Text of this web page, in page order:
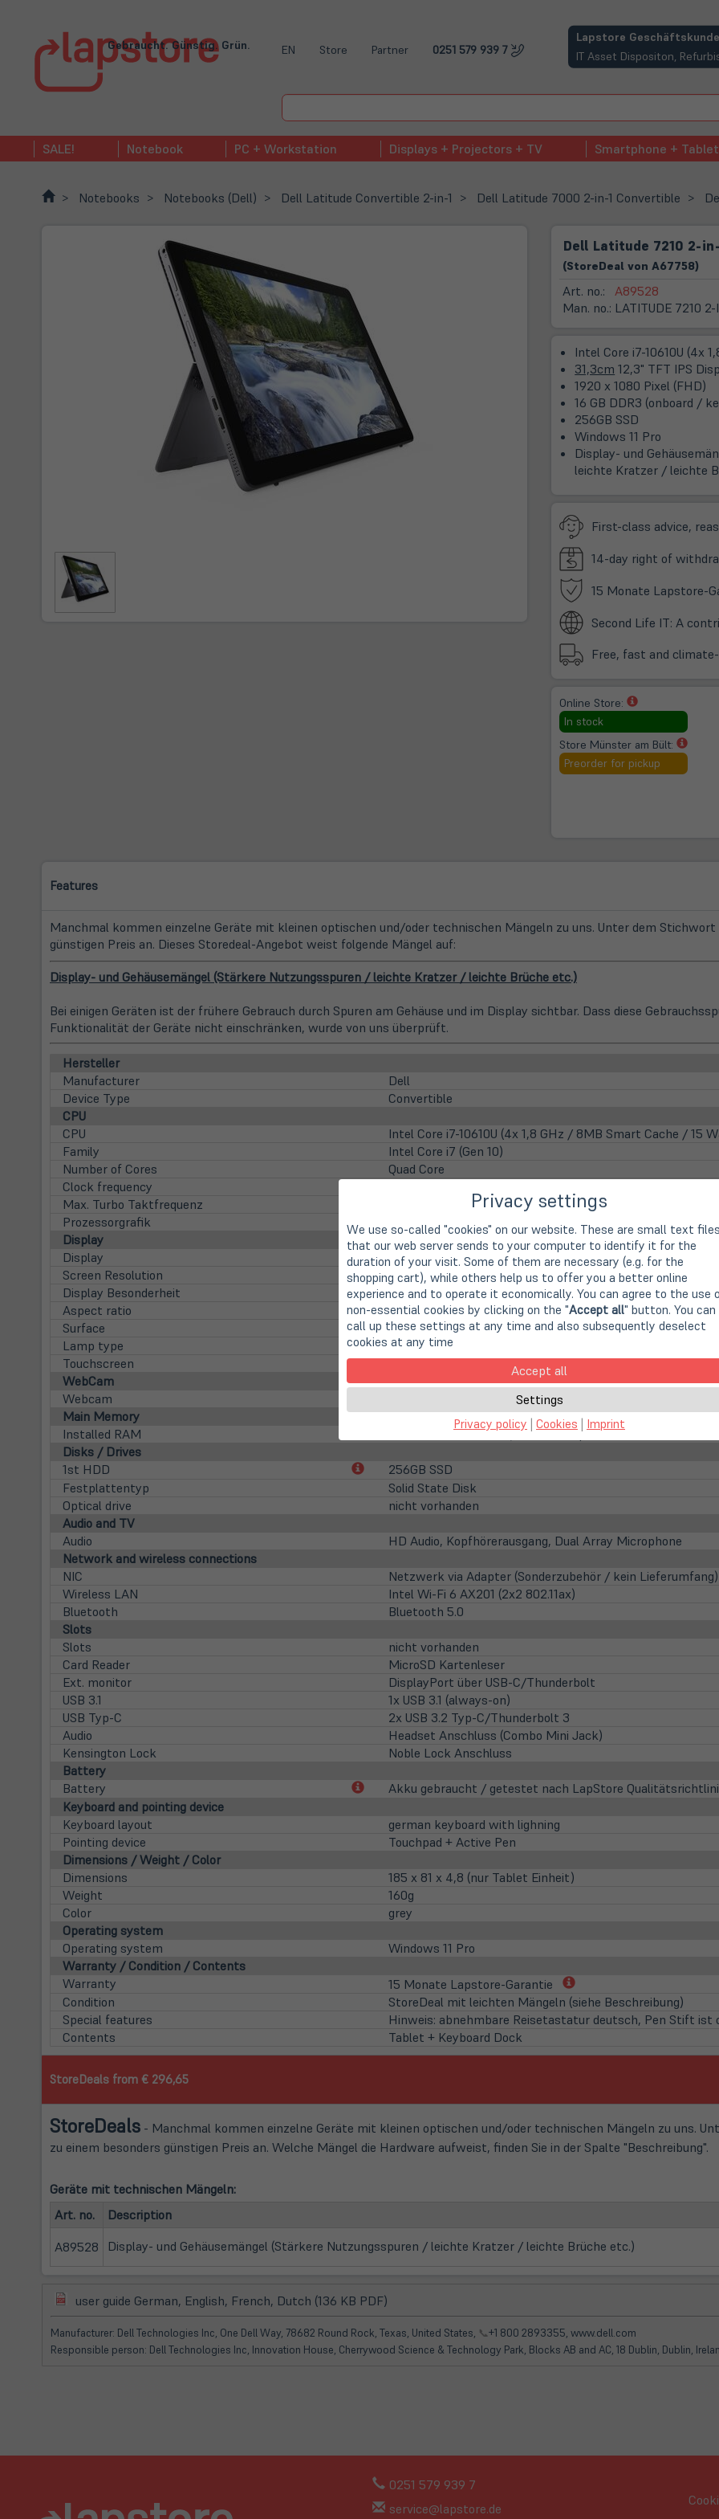
Gebraucht. Günstig. Grün. EN Store Partner 0251 579 939 7
Lapstore
IT Asset Dispositon,
(öffnet in neuem Tab)
SALE! Notebook PC + Workstation Displays + Projectors + TV Smartphone + Tablet
Notebooks Notebooks (Dell) Dell Latitude Convertible 2-in-1 Dell Latitude 7000 2-in-1 Convertible
Dell Latitude 7210 2-
(StoreDeal von A67758)
Art. no.:
Man. no.:
A89528
LATITUDE 7210
Intel Core i7-10610U (4x
31,3cm 12,3" TFT IPS
1920 x 1080 Pixel (FHD)
16 GB DDR3 (onboard /
256GB SSD
Windows 11 Pro
Display- und
leichte Kratzer / leichte
First-class advice,
14-day right of
15 Monate Lapstore-
Second Life IT: A
Free, fast and
Online Store:
(öffnet
neuem
Tab)
In stock
Store Münster am Bült:
in
Preorder for pickup
Features
Manchmal kommen einzelne Geräte mit kleinen optischen und/oder technischen Mängeln zu uns. Unter dem
günstigen Preis an. Dieses Storedeal-Angebot weist folgende Mängel auf:
Display- und Gehäusemängel (Stärkere Nutzungsspuren / leichte Kratzer / leichte Brüche etc.)
Bei einigen Geräten ist der frühere Gebrauch durch Spuren am Gehäuse und im Display sichtbar. Dass diese
Funktionalität der Geräte nicht einschränken, wurde von uns überprüft.
Hersteller
Manufacturer
Dell
Device Type
Convertible
CPU
CPU
Intel Core i7-10610U (4x 1,8 GHz / 8MB Smart Cache / 15
Family
Intel Core i7 (Gen 10)
Number of Cores
Quad Core
Clock frequency
Max. Turbo Taktfrequenz
Prozessorgrafik
Intel UHD Graphics (4k Support)
Display
Display
31,3cm12,3" TFT IPS Display mit Multitouch
Screen Resolution
1920 x 1080 Pixel (FHD)
Display Besonderheit
400nits, Kontrast 1.000:1
Aspect ratio
16:10
Surface
Glossy display
Lamp type
LED backlight
Touchscreen
Multitouch
WebCam
Webcam
Integrierte HD-WebCam mit Infrarot Funktion
Main Memory
Installed RAM
16 GB DDR3 (onboard / kein Steckplatz)
Disks / Drives
1st HDD
(öffnet
neuem
256GB SSD
Festplattentyp
Solid State Disk
Optical drive
nicht vorhanden
Audio and TV
Audio
HD Audio, Kopfhörerausgang, Dual Array Microphone
Network and wireless connections
NIC
Netzwerk via Adapter (Sonderzubehör / kein Lieferumfang)
Wireless LAN
Intel Wi-Fi 6 AX201 (2x2 802.11ax)
Bluetooth
Bluetooth 5.0
Slots
Slots
nicht vorhanden
Card Reader
MicroSD Kartenleser
Ext. monitor
DisplayPort über USB-C/Thunderbolt
USB 3.1
1x USB 3.1 (always-on)
USB Typ-C
2x USB 3.2 Typ-C/Thunderbolt 3
Audio
Headset Anschluss (Combo Mini Jack)
Kensington Lock
Noble Lock Anschluss
Battery
Battery
(öffnet
neuem
Akku gebraucht / getestet nach LapStore
Keyboard and pointing device
Keyboard layout
german keyboard with lighning
Pointing device
Touchpad + Active Pen
Dimensions / Weight / Color
Dimensions
185 x 81 x 4,8 (nur Tablet Einheit)
Weight
160g
Color
grey
Operating system
Operating system
Windows 11 Pro
Warranty / Condition / Contents
Warranty
15 Monate Lapstore-Garantie
(öffnet
in
neuem
Condition
StoreDeal mit leichten Mängeln (siehe Beschreibung)
Special features
Hinweis: abnehmbare Reisetastatur deutsch, Pen Stift ist
Contents
Tablet + Keyboard Dock
StoreDeals from € 296,65
StoreDeals - Manchmal kommen einzelne Geräte mit kleinen optischen und/oder technischen Mängeln zu uns.
zu einem besonders günstigen Preis an. Welche Mängel die Hardware aufweist, finden Sie in der Spalte "Beschreibung".
Geräte mit technischen Mängeln:
Art. no.
Description
A89528
Display- und Gehäusemängel (Stärkere Nutzungsspuren / leichte Kratzer / leichte Brüche etc.)
(öffnet
in
neuem
Tab)
user guide German, English, French, Dutch (136 KB PDF)
in
neuem
Tab)
Manufacturer: Dell Technologies Inc, One Dell Way, 78682 Round Rock, Texas, United States, 📞+1 800 2893355, www.dell.com
Responsible person: Dell Technologies Inc, Innovation House, Cherrywood Science & Technology Park, Blocks AB and AC, 18 Dublin, Dublin,
0251 579 939 7
service@lapstore.de
Privacy settings
We use so-called "cookies" on our website. These are small text
that our web server sends to your computer to identify it for the
duration of your visit. Some of them are necessary (e.g. for the
shopping cart), while others help us to offer you a better online
experience and to operate it economically. You can agree to the use
non-essential cookies by clicking on the "Accept all" button. You can
call up these settings at any time and also subsequently deselect
cookies at any time
Accept all
Settings
Privacy policy | Cookies | Imprint